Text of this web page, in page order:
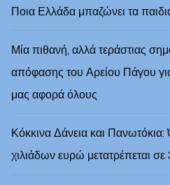
Ποια Ελλάδα μπαζώνει τα
Μία πιθανή, αλλά τεράστιας
απόφασης του Αρείου Πάγου
μας αφορά όλους
Κόκκινα Δάνεια και
χιλιάδων ευρώ μετατρέπεται